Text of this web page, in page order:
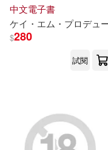
いわほし(1)
うのせろ(1)
かえぬこ(1)
中文電子書
ケイ ・エム・プロデュ
$280
試閱